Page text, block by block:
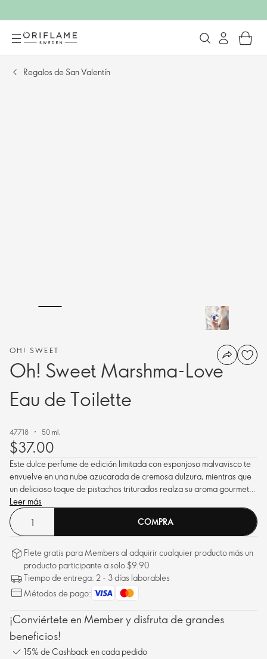
Regalos de San Valentín
OH! SWEET
Oh! Sweet Marshma-Love
Eau de Toilette
47718 50 ml.
$37.00
Este dulce perfume de edición limitada con esponjoso malvavisco te
envuelve en una nube azucarada de cremosa dulzura, mientras que
un delicioso toque de pistachos triturados realza su aroma gourmet.
¡Un aroma que encantará a tus mejores amigas, garantizado!
Leer más
COMPRA
Flete gratis para Members al adquirir cualquier producto más un
producto participante a solo $9.90
Tiempo de entrega: 2 - 3 días laborables
Métodos de pago:
¡Conviértete en Member y disfruta de grandes
beneficios!
15% de Cashback en cada pedido